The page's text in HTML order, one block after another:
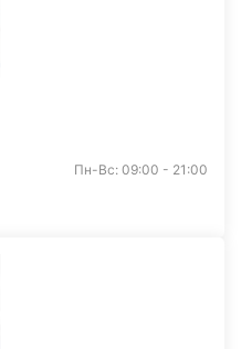
Пн-Вс: 09:00 - 21:00